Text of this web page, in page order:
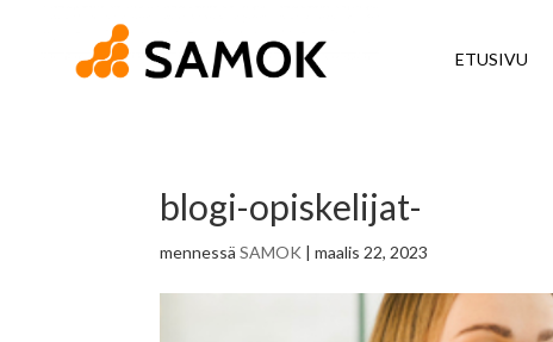
ETUSIVU
blogi-opiskelijat-
mennessäSAMOK |maalis 22, 2023